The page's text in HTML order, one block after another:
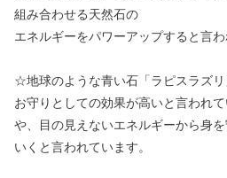
組み合わせる天然石の
エネルギーをパワーアップすると言わ
☆地球のような青い石「ラピスラズリ
お守りとしての効果が高いと言われ
や、目の見えないエネルギーから身
いくと言われています。